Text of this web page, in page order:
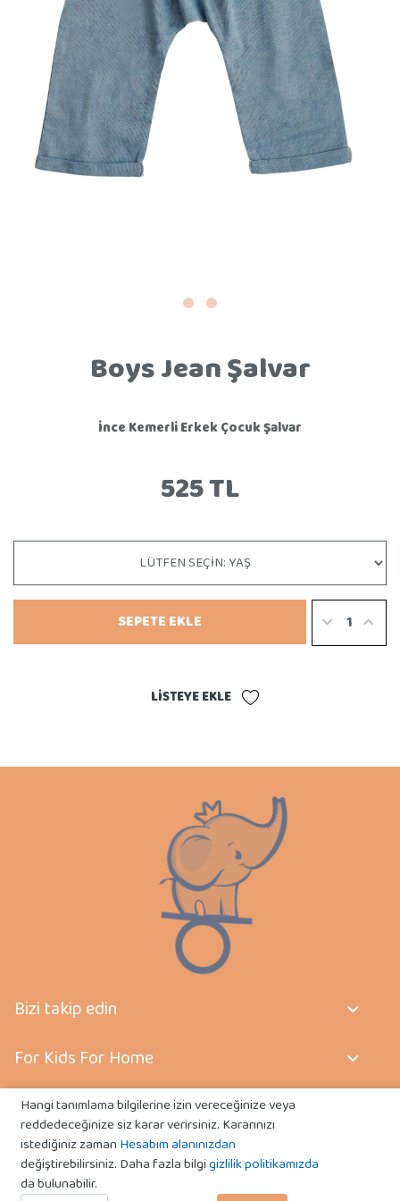
Boys Jean Şalvar
İnce Kemerli Erkek Çocuk Şalvar
525 TL
SEPETE EKLE
LISTEYE EKLE
Bizi takip edin
For Kids For Home
Sözleşmeler
İletişim
Hangi tanımlama bilgilerine izin vereceğinize veya
reddedeceğinize siz karar verirsiniz. Kararınızı
istediğiniz zamanHesabım alanınızdan
değiştirebilirsiniz. Daha fazla bilgigizlilik politikamızda
da bulunabilir.